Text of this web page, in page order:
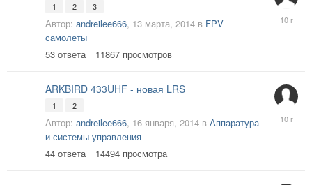
1 2 3
Автор: andreilee666, 13 марта, 2014 в FPV
самолеты
53 ответа 11867 просмотров
24
августа,
ARKBIRD 433UHF - новая LRS
1 2
Автор: andreilee666, 16 января, 2014 в Аппаратура
и системы управления
44 ответа 14494 просмотра
12
ноября,